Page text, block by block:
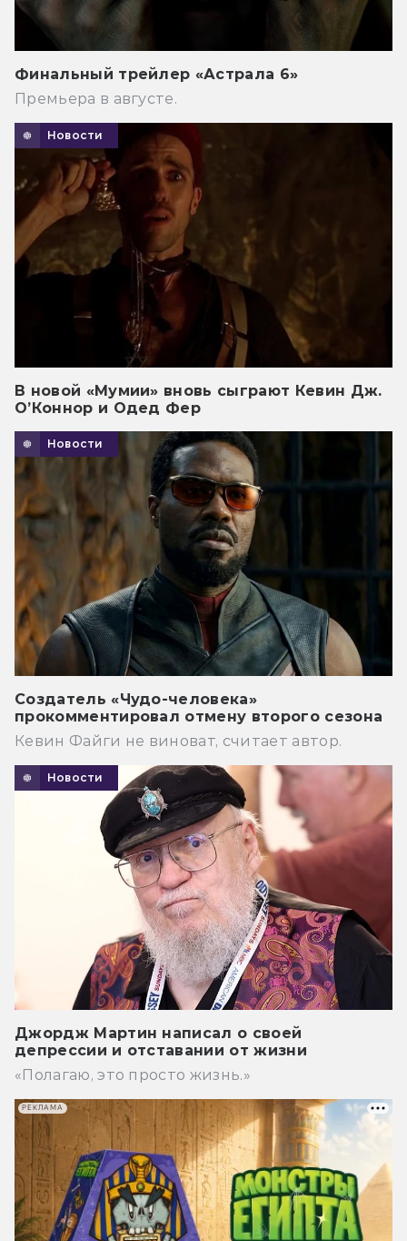
Финальный трейлер «Астрала 6»
Премьера в августе.
Новости
В новой «Мумии» вновь сыграют Кевин Дж.
О’Коннор и Одед Фер
Новости
Создатель «Чудо-человека»
прокомментировал отмену второго сезона
Кевин Файги не виноват, считает автор.
Новости
Джордж Мартин написал о своей
депрессии и отставании от жизни
«Полагаю, это просто жизнь.»
РЕКЛАМА